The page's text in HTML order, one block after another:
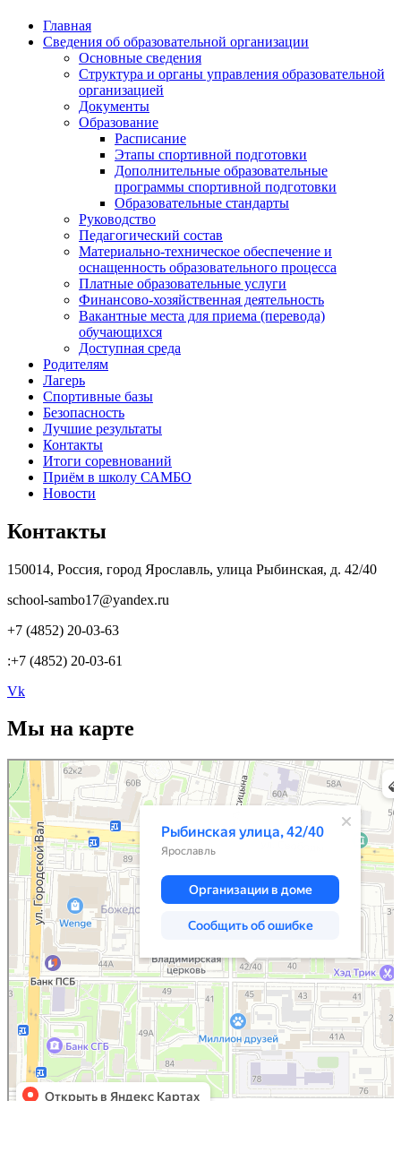
Главная
Сведения об образовательной организации
Основные сведения
Структура и органы управления образовательной
организацией
Документы
Образование
Расписание
Этапы спортивной подготовки
Дополнительные образовательные
программы спортивной подготовки
Образовательные стандарты
Руководство
Педагогический состав
Материально-техническое обеспечение и
оснащенность образовательного процесса
Платные образовательные услуги
Финансово-хозяйственная деятельность
Вакантные места для приема (перевода)
обучающихся
Доступная среда
Родителям
Лагерь
Спортивные базы
Безопасность
Лучшие результаты
Контакты
Итоги соревнований
Приём в школу САМБО
Новости
Контакты
150014, Россия, город Ярославль, улица Рыбинская, д. 42/40
school-sambo17@yandex.ru
+7 (4852) 20-03-63
:+7 (4852) 20-03-61
Vk
Мы на карте
Ярославль
Рыбинская улица, 42/40 — Яндекс.Карты